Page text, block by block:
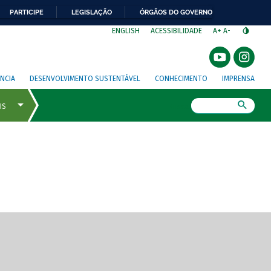
PARTICIPE LEGISLAÇÃO ÓRGÃOS DO GOVERNO
ENGLISH ACESSIBILIDADE A+ A-
DESENVOLVIMENTO SUSTENTÁVEL CONHECIMENTO IMPRENSA
de tela